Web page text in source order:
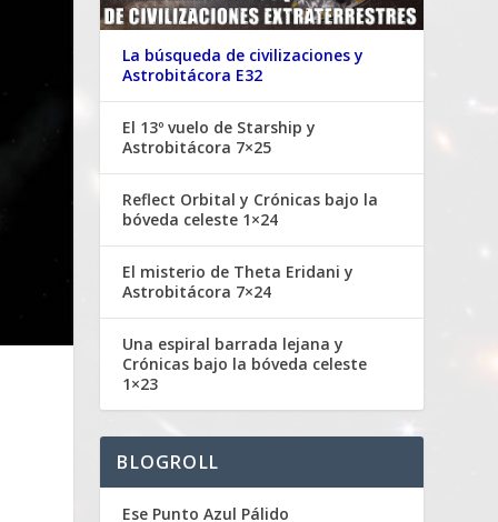
La búsqueda de civilizaciones y
Astrobitácora E32
El 13º vuelo de Starship y
Astrobitácora 7×25
Reflect Orbital y Crónicas bajo la
bóveda celeste 1×24
El misterio de Theta Eridani y
Astrobitácora 7×24
Una espiral barrada lejana y
Crónicas bajo la bóveda celeste
1×23
BLOGROLL
Ese Punto Azul Pálido